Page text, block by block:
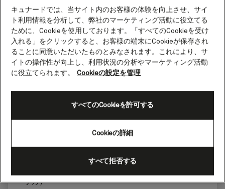
アラスカ (Q623)
船名
ントン州（アメ
リカ）
キュナードでは、当サイト内のお客様の体験を向上させ、サイ
ト利用情報を分析して、弊社のマーケティング活動に役立てる
ために、Cookieを使用しております。「すべてのCookieを受け
入れる」をクリックすると、お客様の端末にCookieが保存され
ることに同意いただいたものとみなされます。これにより、サ
イトの操作性が向上し、利用状況の分析やマーケティング活動
に役立てられます。
Cookieの設定を管理
Cookieの詳細
すべて拒否する
すべてのCookieを許可する